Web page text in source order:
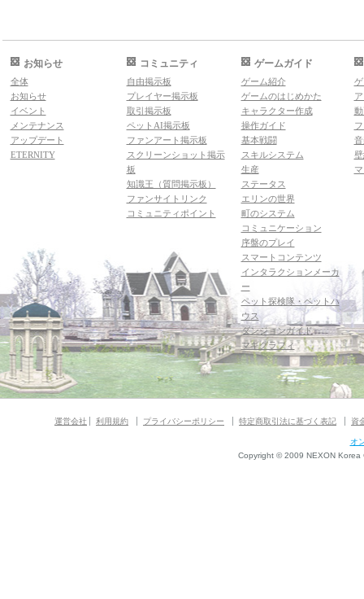
お知らせ
全体
お知らせ
イベント
メンテナンス
アップデート
ETERNITY
コミュニティ
自由掲示板
プレイヤー掲示板
取引掲示板
ペットAI掲示板
ファンアート掲示板
スクリーンショット掲示
板
知識王（質問掲示板）
ファンサイトリンク
コミュニティポイント
ゲームガイド
ゲーム紹介
ゲームのはじめかた
キャラクター作成
操作ガイド
基本戦闘
スキルシステム
生産
ステータス
エリンの世界
町のシステム
コミュニケーション
序盤のプレイ
スマートコンテンツ
インタラクションメーカ
ー
ペット探検隊・ペットハ
ウス
ダンジョンガイド
マギグラフィ
運営会社 利用規約 プライバシーポリシー 特定商取引法に基づく表記 資
オ
Copyright © 2009 NEXON Korea